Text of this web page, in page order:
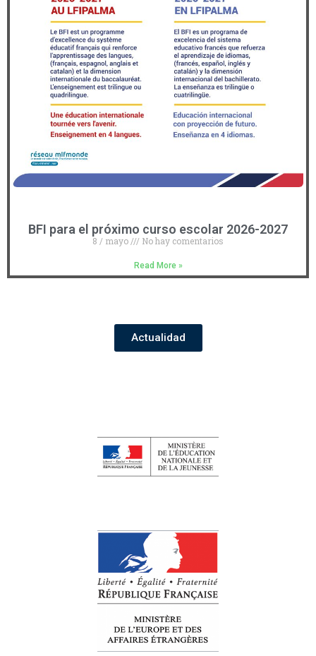
BFI para el próximo curso escolar 2026-2027
8 / mayo No hay comentarios
Read More »
Actualidad